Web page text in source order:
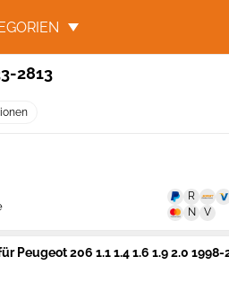
2813
Peugeot 206 1.1 1.4 1.6 1.9 2.0